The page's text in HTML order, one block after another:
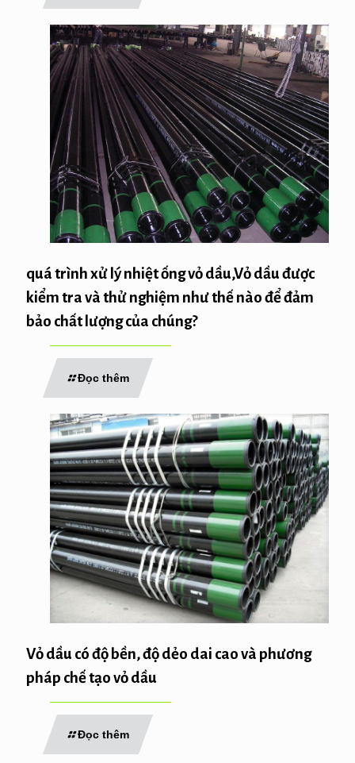
quá trình xử lý nhiệt ống vỏ dầu,Vỏ dầu được
kiểm tra và thử nghiệm như thế nào để đảm
bảo chất lượng của chúng?
Đọc thêm
Vỏ dầu có độ bền, độ dẻo dai cao và phương
pháp chế tạo vỏ dầu
Đọc thêm